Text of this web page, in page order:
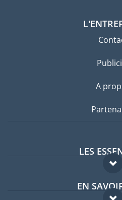
A
LES
Forum
Guides
EN